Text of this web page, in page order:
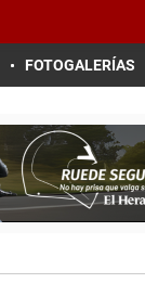
FOTOGALERÍAS